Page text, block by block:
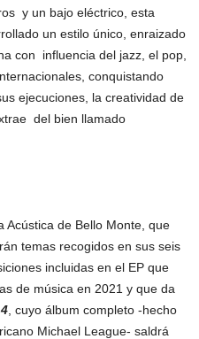
y un bajo eléctrico, esta
un estilo único, enraizado
con influencia del jazz, el pop,
conquistando
ejecuciones, la creatividad de
del bien llamado
Acústica de Bello Monte, que
temas recogidos en sus seis
incluidas en el EP que
de música en 2021 y que da
, cuyo álbum completo -hecho
Michael League- saldrá